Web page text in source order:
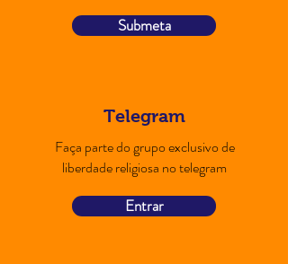
Submeta
Telegram
Faça parte do grupo exclusivo de
liberdade religiosa no telegram
Entrar